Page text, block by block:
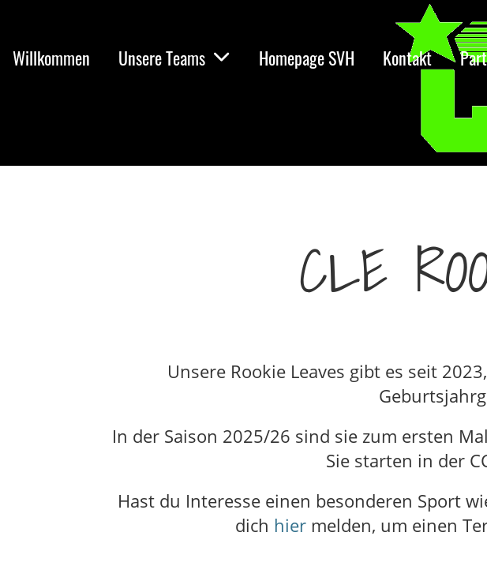
Willkommen Unsere Teams Homepage SVH Kontakt
CLE
Unsere Rookie Leaves gibt es seit
In der Saison 2025/26 sind sie zum ersten
Sie starten in der
Hast du Interesse einen besonderen Sport
dich hiermelden, um einen